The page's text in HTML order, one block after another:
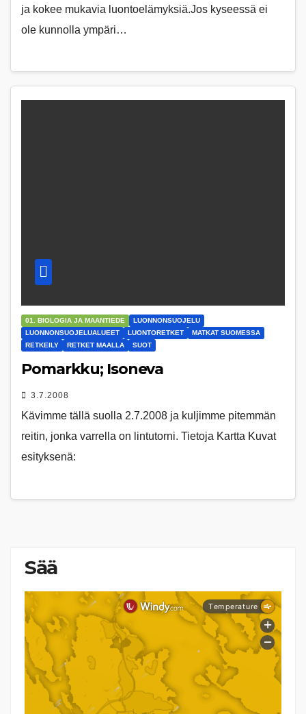
ja kokee mukavia luontoelämyksiä.Jos kyseessä ei
ole kunnolla ympäri…
01. BIOLOGIA JA MAANTIEDE
LUONNONSUOJELU
LUONNONSUOJELUALUEET
LUONTORETKET
MATKAT SUOMESSA
RETKEILY
RETKET MAALLA SUOT
Pomarkku; Isoneva
3.7.2008
Kävimme tällä suolla 2.7.2008 ja kuljimme pitemmän
reitin, jonka varrella on lintutorni. Tietoja Kartta Kuvat
esityksenä:
Sää